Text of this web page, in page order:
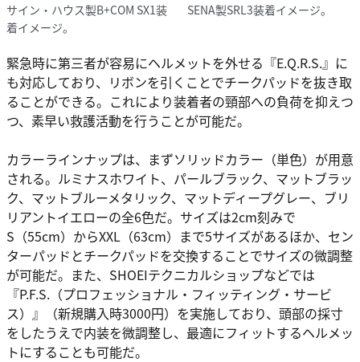
サイン・ハウス製B+COM SX1装
着イメージ。
SENA製SRL3装着イメージ。
緊急時に第三者が容易にヘルメットを外せる『E.Q.R.S.』に
も対応しており、リボンを引くことでチークパッドを抜き取
ることができる。これにより装着者の頸部への負荷を抑えつ
つ、素早い救護活動を行うことが可能だ。
カラーラインナップは、まずソリッドカラー（単色）が用意
される。ルミナスホワイト、パールブラック、マットブラッ
ク、マットブルーメタリック、マットディープグレー、ブリ
リアントイエローの全6色だ。サイズは2cm刻みで
S（55cm）からXXL（63cm）まで5サイズがあるほか、セン
ターパッドとチークパッドを交換することでサイズの微調整
が可能だ。また、SHOEIテクニカルショップなどでは
『P.F.S.（プロフェッショナル・フィッティング・サービ
ス）』（新規購入時3000円）を実施しており、頭部の採寸
をしたうえで内装を微調整し、最適にフィットするヘルメッ
トにすることも可能だ。